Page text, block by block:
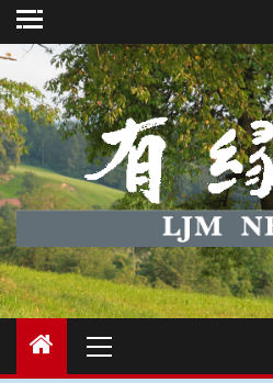
Skip
to
content
Menu